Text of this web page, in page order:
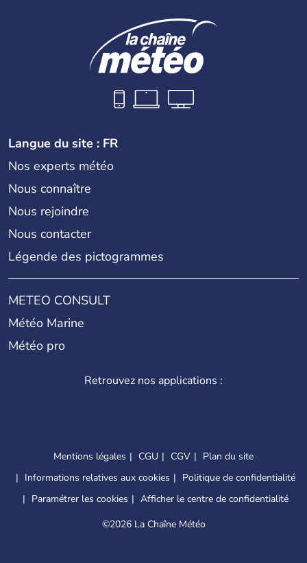
Langue du site : FR
Nos experts météo
Nous connaître
Nous rejoindre
Nous contacter
Légende des pictogrammes
METEO CONSULT
Météo Marine
Météo pro
Retrouvez nos applications :
Mentions légales CGU CGV
Plan du site
Informations relatives aux cookies
Politique de confidentialité
Paramétrer les cookies
Afficher le centre de confidentialité
©2026 La Chaîne Météo